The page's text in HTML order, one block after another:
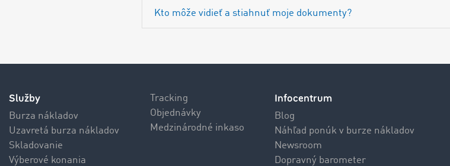
Kto môže vidieť a stiahnuť moje dokumenty?
Služby
Burza nákladov
Uzavretá burza nákladov
Skladovanie
Výberové konania
Tracking
Objednávky
Medzinárodné inkaso
Infocentrum
Blog
Náhľad ponúk v burze nákladov
Newsroom
Dopravný barometer